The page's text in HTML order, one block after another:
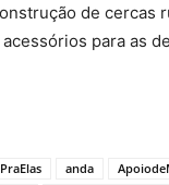
de cercas
para as
anda